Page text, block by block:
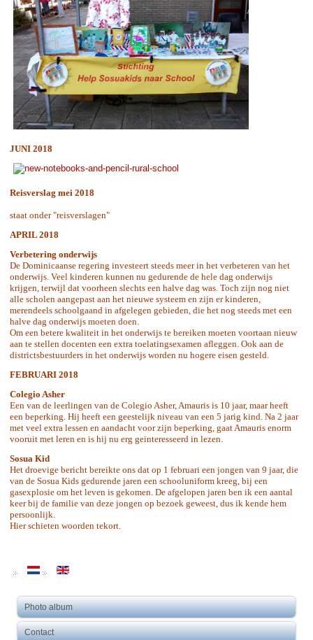
JUNI 2018
Reisverslag mei 2018
staat onder "reisverslagen"
APRIL 2018
Verbetering onderwijs
De Dominicaanse regering investeert steeds meer in het verbeteren van het
onderwijs. Veel kinderen kunnen nu gedurende de hele dag onderwijs
krijgen, terwijl dat voorheen slechts een halve dag was. Toch zijn nog niet
alle scholen aangepast aan het nieuwe systeem en zijn er kinderen,
merendeels schoolgaand in afgelegen gebieden, die het nog steeds met een
halve dag onderwijs moeten doen.
Om een betere kwaliteit in het onderwijs te bereiken moeten voortaan nieuw
aan te stellen docenten een extra toelatingsexamen afleggen. Ook aan de
districtsbestuurders in het onderwijs worden nu hogere eisen gesteld.
FEBRUARI 2018
Colegio Asher
Een van de leerlingen van de Colegio Asher, Amauris is 10 jaar, maar heeft
een beperking. Hij heeft een geestelijk niveau van een 5 jarig kind. Na 2 jaar
met veel extra lessen en aandacht voor zijn beperking, gaat Amauris enorm
vooruit met leren en is hij nu erg geinteresseerd in lezen.
Sosua Kid
Het droevige bericht bereikte ons dat op 1 februari een jongen van 9 jaar, die
van de Sosua Kids gedurende jaren een schooluniform kreeg, bij een
gasexplosie om het leven is gekomen. De afgelopen jaren ben ik een aantal
keer bij de familie van deze jongen op bezoek geweest, dus ik kende hem
persoonlijk.
Hier schieten woorden tekort.
Photo album
Contact